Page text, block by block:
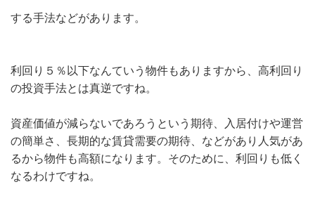
する手法などがあります。
利回り５％以下なんていう物件もありますから、高利回り
の投資手法とは真逆ですね。
資産価値が減らないであろうという期待、入居付けや運営
の簡単さ、長期的な賃貸需要の期待、などがあり人気があ
るから物件も高額になります。そのために、利回りも低く
なるわけですね。